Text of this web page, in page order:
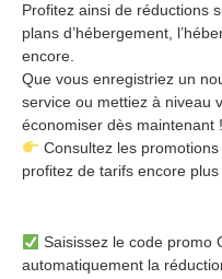
Profitez ainsi de réductions
plans d’hébergement,
encore.
Que vous enregistriez un
service ou mettiez à niveau
économiser dès maintenant !
Consultez les
profitez de tarifs encore
Saisissez le code promo
automatiquement la